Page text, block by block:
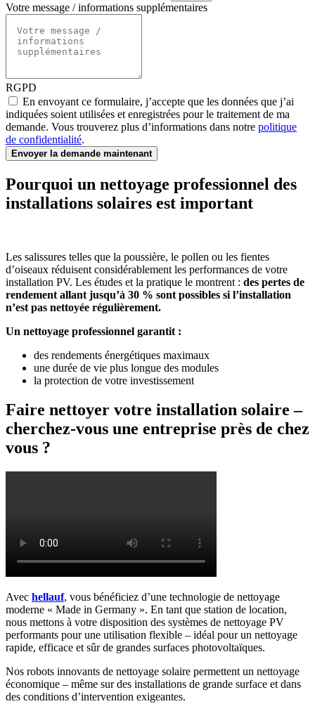
Votre message / informations supplémentaires
RGPD
En envoyant ce formulaire, j’accepte que les données que j’ai
indiquées soient utilisées et enregistrées pour le traitement de ma
demande. Vous trouverez plus d’informations dans notre politique
de confidentialité.
Envoyer la demande maintenant
Pourquoi un nettoyage professionnel des
installations solaires est important
Les salissures telles que la poussière, le pollen ou les fientes
d’oiseaux réduisent considérablement les performances de votre
installation PV. Les études et la pratique le montrent : des pertes de
rendement allant jusqu’à 30 % sont possibles si l’installation
n’est pas nettoyée régulièrement.
Un nettoyage professionnel garantit :
des rendements énergétiques maximaux
une durée de vie plus longue des modules
la protection de votre investissement
Faire nettoyer votre installation solaire –
cherchez-vous une entreprise près de chez
vous ?
Avec hellauf, vous bénéficiez d’une technologie de nettoyage
moderne « Made in Germany ». En tant que station de location,
nous mettons à votre disposition des systèmes de nettoyage PV
performants pour une utilisation flexible – idéal pour un nettoyage
rapide, efficace et sûr de grandes surfaces photovoltaïques.
Nos robots innovants de nettoyage solaire permettent un nettoyage
économique – même sur des installations de grande surface et dans
des conditions d’intervention exigeantes.